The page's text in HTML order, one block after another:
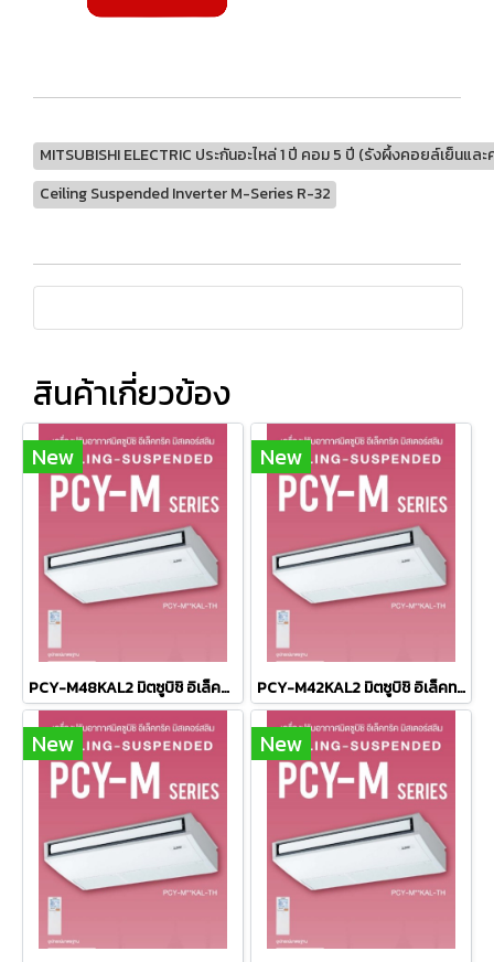
MITSUBISHI ELECTRIC ประกันอะไหล่ 1 ปี คอม 5 ปี (รังผึ้งคอยล์เย็นแ
Ceiling Suspended Inverter M-Series R-32
สินค้าเกี่ยวข้อง
New
PCY-M48KAL2 มิตซูบิชิ อิเล็คทริค มิตเตอร์สลิม MITSUBISHI ELECTRIC แบบแขวนใต้ฝ้า รุ่น Ceiling Suspended Inverter M-Series R-32 ขนาด 48,109BTU #5 ระบบไฟ 380V รีโมทไร้สาย 2026 (เฉพาะเครื่อง)
New
PCY-M42KAL2 มิตซูบิชิ อิเล็คทริค มิตเตอร์สลิม MITSUBISHI ELECTRIC แบบแขวนใต้ฝ้า รุ่น Ceiling Suspended Inverter M-Series R-32 ขนาด 41,968BTU #5 ระบบไฟ 380V รีโมทไร้สาย 2026 (เฉพาะเครื่อง)
New New